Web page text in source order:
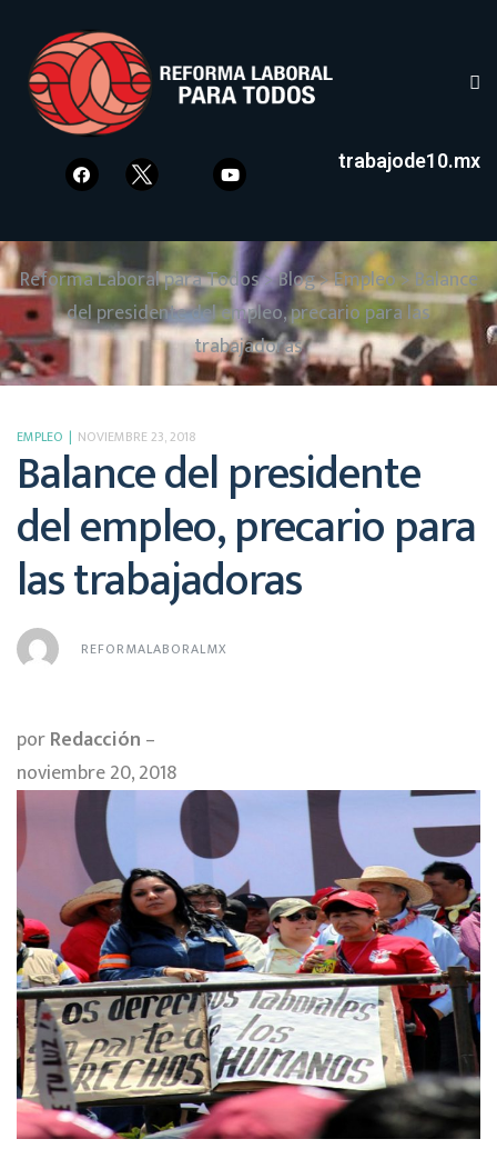
trabajode10.mx
Reforma Laboral para Todos>Blog>Empleo> Balance
del presidente del empleo, precario para las
trabajadoras
EMPLEO NOVIEMBRE 23, 2018
Balance del presidente
del empleo, precario para
las trabajadoras
REFORMALABORALMX
porRedacción –
noviembre 20, 2018